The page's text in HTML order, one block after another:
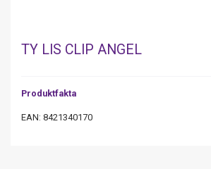
TY LIS CLIP ANGEL
Produktfakta
EAN: 8421340170